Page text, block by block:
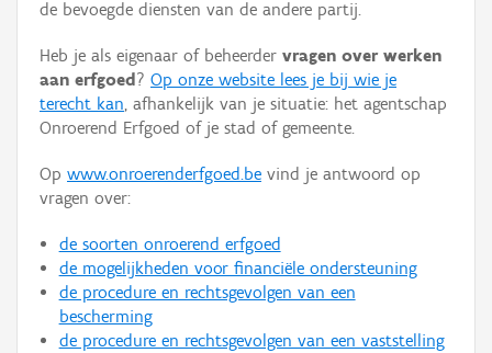
Hergebruik
Aanmelden
de bevoegde diensten van de andere partij.
Heb je als eigenaar of beheerder vragen over werken
aan erfgoed ? Op onze website lees je bij wie je
terecht kan, afhankelijk van je situatie: het agentschap
Onroerend Erfgoed of je stad of gemeente.
Op www.onroerenderfgoed.be vind je antwoord op
vragen over:
de soorten onroerend erfgoed
de mogelijkheden voor financiële ondersteuning
de procedure en rechtsgevolgen van een
bescherming
de procedure en rechtsgevolgen van een vaststelling